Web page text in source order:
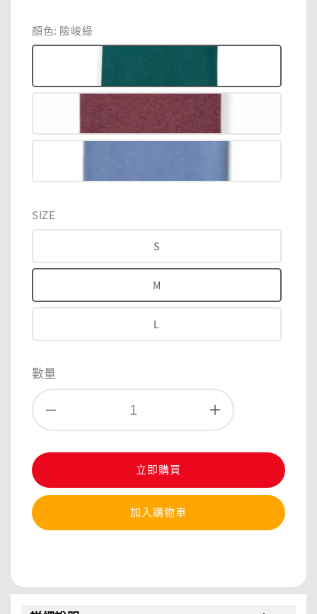
顏色: 險峻綠
SIZE
S
M
L
數量
立即購買
加入購物車